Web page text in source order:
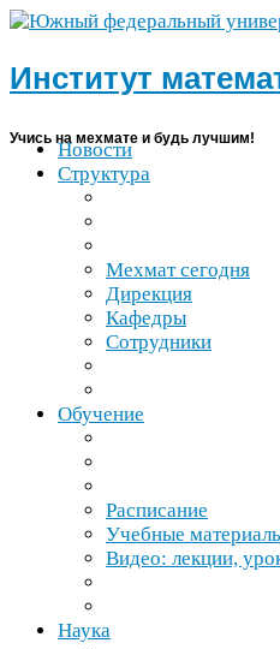
Институт
Учись на мехмате и будь лучшим!
Новости
Структура
Мехмат сегодня
Дирекция
Кафедры
Сотрудники
Обучение
Расписание
Учебные
Видео: лекции,
Наука